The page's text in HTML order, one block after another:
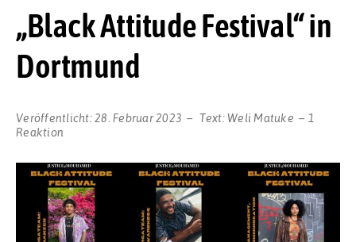
„Black Attitude Festival“ in
Dortmund
Veröffentlicht:28. Februar 2023 Text:Weli Matuke
1
Reaktion